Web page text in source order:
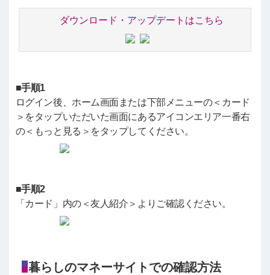
ダウンロード・アップデートはこちら
■手順1
ログイン後、ホーム画面または下部メニューの＜カード
＞をタップいただいた画面にあるアイコンエリア一番右
の＜もっと見る＞をタップしてください。
■手順2
「カード」内の＜友人紹介＞よりご確認ください。
暮らしのマネーサイトでの確認方法